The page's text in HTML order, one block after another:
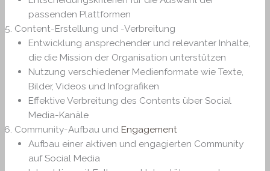
passenden Plattformen
Content-Erstellung und -Verbreitung
Entwicklung ansprechender und relevanter Inhalte,
die die Mission der Organisation unterstützen
Nutzung verschiedener Medienformate wie Texte,
Bilder, Videos und Infografiken
Effektive Verbreitung des Contents über Social
Media-Kanäle
Community-Aufbau und Engagement
Aufbau einer aktiven und engagierten Community
auf Social Media